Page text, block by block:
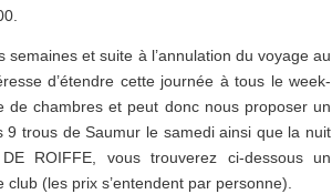
et suite à l’annulation du voyage au
d’étendre cette journée à tous le week-
de chambres et peut donc nous proposer un
trous de Saumur le samedi ainsi que la nuit
ROIFFE, vous trouverez ci-dessous un
(les prix s’entendent par personne).